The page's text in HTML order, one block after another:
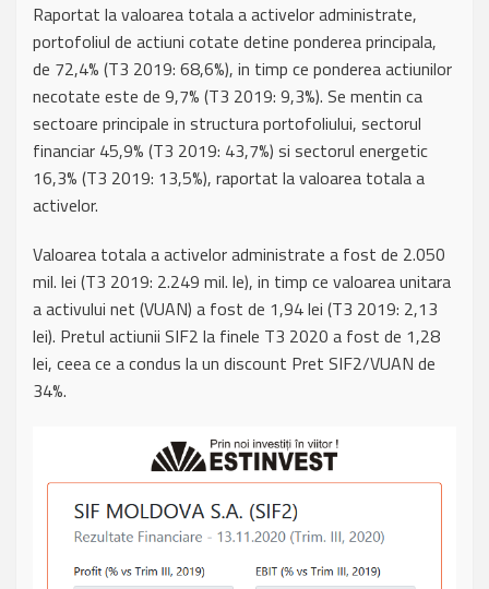
Raportat la valoarea totala a activelor administrate,
portofoliul de actiuni cotate detine ponderea principala,
de 72,4% (T3 2019: 68,6%), in timp ce ponderea actiunilor
necotate este de 9,7% (T3 2019: 9,3%). Se mentin ca
sectoare principale in structura portofoliului, sectorul
financiar 45,9% (T3 2019: 43,7%) si sectorul energetic
16,3% (T3 2019: 13,5%), raportat la valoarea totala a
activelor.
Valoarea totala a activelor administrate a fost de 2.050
mil. lei (T3 2019: 2.249 mil. le), in timp ce valoarea unitara
a activului net (VUAN) a fost de 1,94 lei (T3 2019: 2,13
lei). Pretul actiunii SIF2 la finele T3 2020 a fost de 1,28
lei, ceea ce a condus la un discount Pret SIF2/VUAN de
34%.